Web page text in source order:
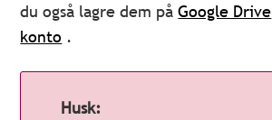
du også lagre dem påGoogle Drive
konto .
Husk: